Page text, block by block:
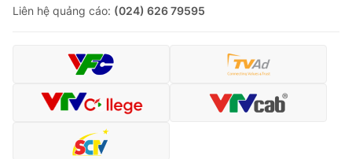
Liên hệ quảng cáo: (024) 626 79595